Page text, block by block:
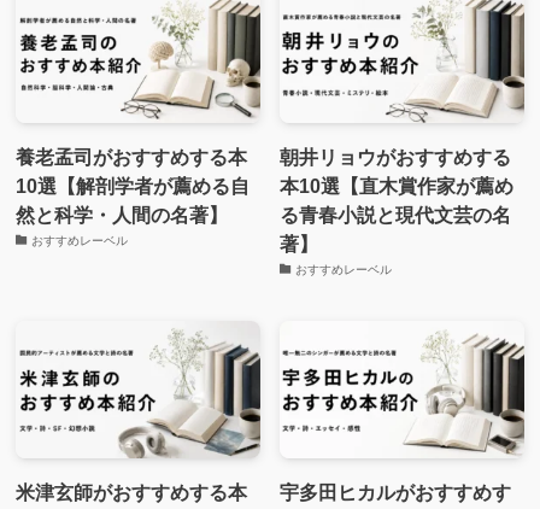
養老孟司がおすすめする本
10選【解剖学者が薦める自
然と科学・人間の名著】
おすすめレーベル
朝井リョウがおすすめする
本10選【直木賞作家が薦め
る青春小説と現代文芸の名
著】
おすすめレーベル
米津玄師がおすすめする本
宇多田ヒカルがおすすめす